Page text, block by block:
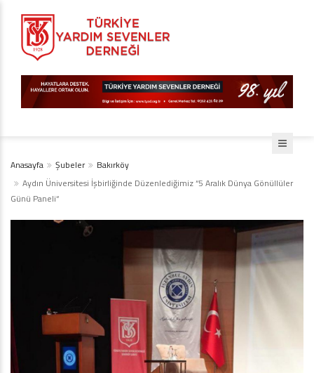
Anasayfa Şubeler
Bakırköy
Aydın Üniversitesi İşbirliğinde Düzenlediğimiz “5 Aralık Dünya Gönüllüler
Günü Paneli“